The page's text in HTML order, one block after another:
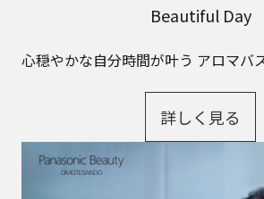
Beautiful Day
心穏やかな自分時間が叶う アロマバ
詳しく見る